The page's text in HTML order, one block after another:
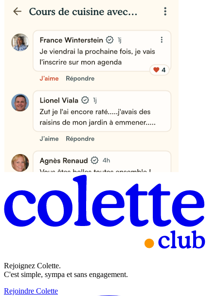
Rejoignez Colette.
C'est simple, sympa et sans engagement.
Rejoindre Colette